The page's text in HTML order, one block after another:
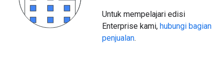
Untuk mempelajari edisi
Enterprise kami, hubungi bagian
penjualan.